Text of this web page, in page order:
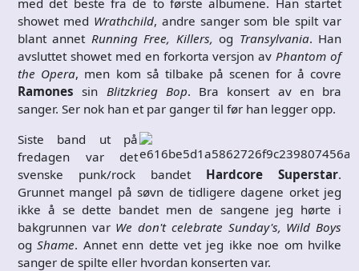
showet med Wrathchild, andre sanger som ble spilt var
blant annet Running Free, Killers, og Transylvania. Han
avsluttet showet med en forkorta versjon av Phantom of
the Opera, men kom så tilbake på scenen for å covre
Ramones sin Blitzkrieg Bop. Bra konsert av en bra
sanger. Ser nok han et par ganger til før han legger opp.
Siste band ut på
fredagen var det
svenske punk/rock bandet Hardcore Superstar.
Grunnet mangel på søvn de tidligere dagene orket jeg
ikke å se dette bandet men de sangene jeg hørte i
bakgrunnen var We don't celebrate Sunday's, Wild Boys
og Shame. Annet enn dette vet jeg ikke noe om hvilke
sanger de spilte eller hvordan konserten var.